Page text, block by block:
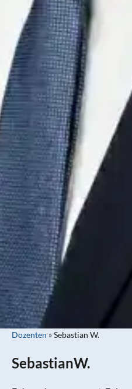
Dozenten »Sebastian W.
SebastianW.